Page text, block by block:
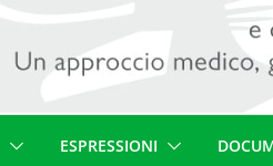
ESPRESSIONI